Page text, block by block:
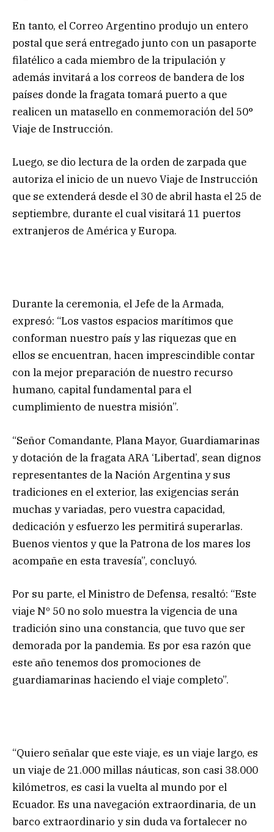
En tanto, el Correo Argentino produjo un entero
postal que será entregado junto con un pasaporte
filatélico a cada miembro de la tripulación y
además invitará a los correos de bandera de los
países donde la fragata tomará puerto a que
realicen un matasello en conmemoración del 50°
Viaje de Instrucción.
Luego, se dio lectura de la orden de zarpada que
autoriza el inicio de un nuevo Viaje de Instrucción
que se extenderá desde el 30 de abril hasta el 25 de
septiembre, durante el cual visitará 11 puertos
extranjeros de América y Europa.
Durante la ceremonia, el Jefe de la Armada,
expresó: “Los vastos espacios marítimos que
conforman nuestro país y las riquezas que en
ellos se encuentran, hacen imprescindible contar
con la mejor preparación de nuestro recurso
humano, capital fundamental para el
cumplimiento de nuestra misión”.
“Señor Comandante, Plana Mayor, Guardiamarinas
y dotación de la fragata ARA ‘Libertad’, sean dignos
representantes de la Nación Argentina y sus
tradiciones en el exterior, las exigencias serán
muchas y variadas, pero vuestra capacidad,
dedicación y esfuerzo les permitirá superarlas.
Buenos vientos y que la Patrona de los mares los
acompañe en esta travesía”, concluyó.
Por su parte, el Ministro de Defensa, resaltó: “Este
viaje Nº 50 no solo muestra la vigencia de una
tradición sino una constancia, que tuvo que ser
demorada por la pandemia. Es por esa razón que
este año tenemos dos promociones de
guardiamarinas haciendo el viaje completo”.
“Quiero señalar que este viaje, es un viaje largo, es
un viaje de 21.000 millas náuticas, son casi 38.000
kilómetros, es casi la vuelta al mundo por el
Ecuador. Es una navegación extraordinaria, de un
barco extraordinario y sin duda va fortalecer no